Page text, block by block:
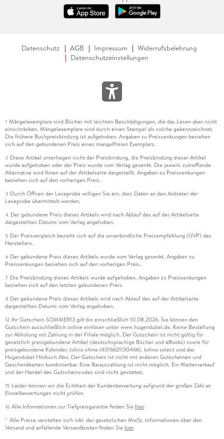
Datenschutz AGB Impressum
Widerrufsbelehrung
Datenschutzeinstellungen
1 Mängelexemplare sind Bücher mit leichten Beschädigungen, die das Lesen aber nicht
einschränken. Mängelexemplare sind durch einen Stempel als solche gekennzeichnet.
Die frühere Buchpreisbindung ist aufgehoben. Angaben zu Preissenkungen beziehen
sich auf den gebundenen Preis eines mangelfreien Exemplars.
2 Diese Artikel unterliegen nicht der Preisbindung, die Preisbindung dieser Artikel
wurde aufgehoben oder der Preis wurde vom Verlag gesenkt. Die jeweils zutreffende
Alternative wird Ihnen auf der Artikelseite dargestellt. Angaben zu Preissenkungen
beziehen sich auf den vorherigen Preis.
3 Durch Öffnen der Leseprobe willigen Sie ein, dass Daten an den Anbieter der
Leseprobe übermittelt werden.
4 Der gebundene Preis dieses Artikels wird nach Ablauf des auf der Artikelseite
dargestellten Datums vom Verlag angehoben.
5 Der Preisvergleich bezieht sich auf die unverbindliche Preisempfehlung (UVP) des
Herstellers.
6 Der gebundene Preis dieses Artikels wurde vom Verlag gesenkt. Angaben zu
Preissenkungen beziehen sich auf den vorherigen Preis.
7 Die Preisbindung dieses Artikels wurde aufgehoben. Angaben zu Preissenkungen
beziehen sich auf den letzten gebundenen Preis.
8 Der gebundene Preis dieses Artikels wird nach Ablauf des auf der Artikelseite
dargestellten Datums vom Verlag angehoben.
12 Ihr Gutschein SOMMER13 gilt bis einschließlich 10.08.2026. Sie können den
Gutschein ausschließlich online einlösen unter www.hugendubel.de. Keine Bestellung
zur Abholung mit Zahlung in der Filiale möglich. Der Gutschein ist nicht gültig für
gesetzlich preisgebundene Artikel (deutschsprachige Bücher und eBooks) sowie für
preisgebundene Kalender, tolino shine (4016621130466), tolino select und das
Hugendubel Hörbuch Abo. Der Gutschein ist nicht mit anderen Gutscheinen und
Geschenkkarten kombinierbar. Eine Barauszahlung ist nicht möglich. Ein Weiterverkauf
und der Handel des Gutscheincodes sind nicht gestattet.
15 Leider können wir die Echtheit der Kundenbewertung aufgrund der großen Zahl an
Einzelbewertungen nicht prüfen.
16 Alle Informationen zur Tiefpreisgarantie finden Sie hier
* Alle Preise verstehen sich inkl. der gesetzlichen MwSt. Informationen über den
Versand und anfallende Versandkosten finden Sie hier